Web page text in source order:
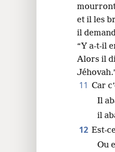
et il les
il
“Y a-t-il
Alors il
11 Car
Il
il
12 Est-
Ou